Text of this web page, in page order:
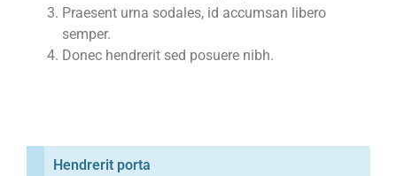
Praesent urna sodales, id accumsan libero
semper.
Donec hendrerit sed posuere nibh.
Hendrerit porta